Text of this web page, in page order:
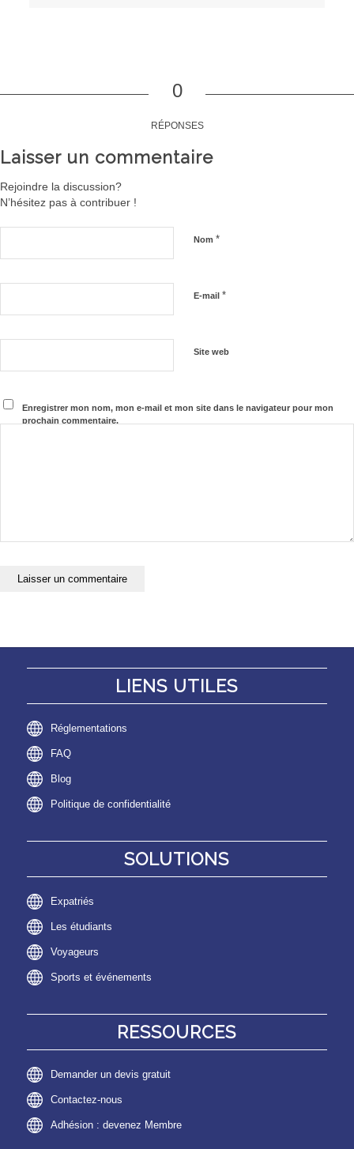
0
RÉPONSES
Laisser un commentaire
Rejoindre la discussion?
N’hésitez pas à contribuer !
Nom *
E-mail *
Site web
Enregistrer mon nom, mon e-mail et mon site dans le navigateur pour mon
prochain commentaire.
LIENS UTILES
Réglementations
FAQ
Blog
Politique de confidentialité
SOLUTIONS
Expatriés
Les étudiants
Voyageurs
Sports et événements
RESSOURCES
Demander un devis gratuit
Contactez-nous
Adhésion : devenez Membre